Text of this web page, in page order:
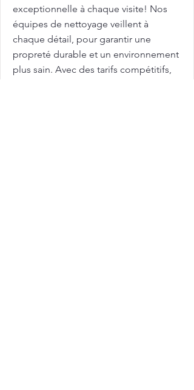
exceptionnelle à chaque visite! Nos
équipes de nettoyage veillent à
chaque détail, pour garantir une
propreté durable et un environnement
plus sain. Avec des tarifs compétitifs,